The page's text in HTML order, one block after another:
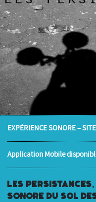
EXPÉRIENCE SONORE –
Application Mobile
Les
sonore du sol